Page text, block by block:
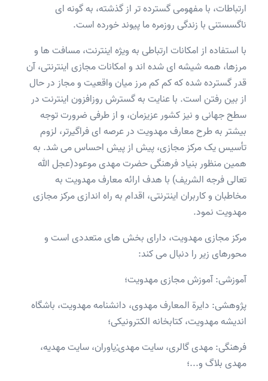
ارتباطات، با مفهومی گسترده تر از گذشته، به گونه ای
ناگسستنی با زندگی روزمره ما پیوند خورده است.
با استفاده از امکانات ارتباطی به ویژه اینترنت، مسافت ها و
مرزها، همه شیشه ای شده اند و امکانات مجازی اینترنتی، آن
قدر گسترده شده که کم کم مرز میان واقعیت و مجاز در حال
از بین رفتن است. با عنایت به گسترش روزافزون اینترنت در
سطح جهانی و نیز کشور عزیزمان، و از طرفی ضرورت توجه
بیشتر به طرح معارف مهدویت در عرصه ای فراگیرتر، لزوم
تأسیس یک مرکز مجازی، پیش از پیش احساس می شد. به
همین منظور بنیاد فرهنگی حضرت مهدی موعود(عجل الله
تعالی فرجه الشریف) با هدف ارائه معارف مهدویت به
مخاطبان و کاربران اینترنتی، اقدام به راه اندازی مرکز مجازی
مهدویت نمود.
مرکز مجازی مهدویت، دارای بخش های متعددی است و
محورهای زیر را دنبال می کند:
آموزشی: آموزش مجازی مهدویت؛
پژوهشی: دايرة المعارف مهدوی، دانشنامه مهدویت، باشگاه
اندیشه مهدویت، کتابخانه الکترونیکی؛
فرهنگی: مهدی گالری، سایت مهدی;یاوران، سایت مهدیه،
مهدی بلاگ و...؛